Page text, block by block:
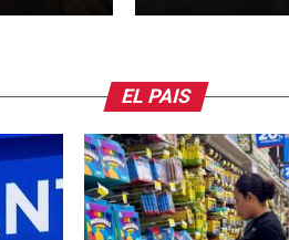
EL PAIS